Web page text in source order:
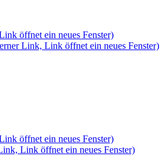
öffnet ein neues Fenster)
Link, Link öffnet ein neues Fenster)
öffnet ein neues Fenster)
Link öffnet ein neues Fenster)